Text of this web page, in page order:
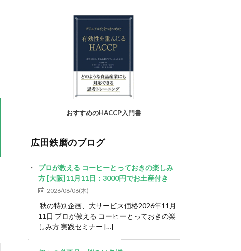
おすすめのHACCP入門書
広田鉄磨のブログ
プロが教える コーヒーとっておきの楽しみ
方 [大阪]11月11日：3000円でお土産付き
2026/08/06(木)
秋の特別企画、大サービス価格2026年11月
11日 プロが教える コーヒーとっておきの楽
しみ方 実践セミナー […]